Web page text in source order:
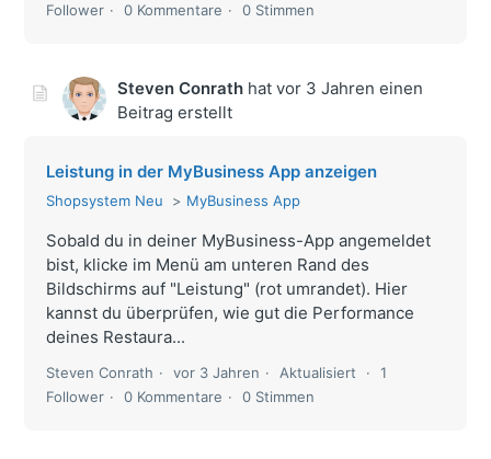
Follower
0 Kommentare 0 Stimmen
Steven Conrath hatvor 3 Jahren einen
Beitrag erstellt
Leistung in der MyBusiness App anzeigen
Shopsystem Neu MyBusiness App
Sobald du in deiner MyBusiness-App angemeldet
bist, klicke im Menü am unteren Rand des
Bildschirms auf "Leistung" (rot umrandet). Hier
kannst du überprüfen, wie gut die Performance
deines Restaura...
Steven Conrath vor 3 Jahren Aktualisiert
1
Follower
0 Kommentare 0 Stimmen